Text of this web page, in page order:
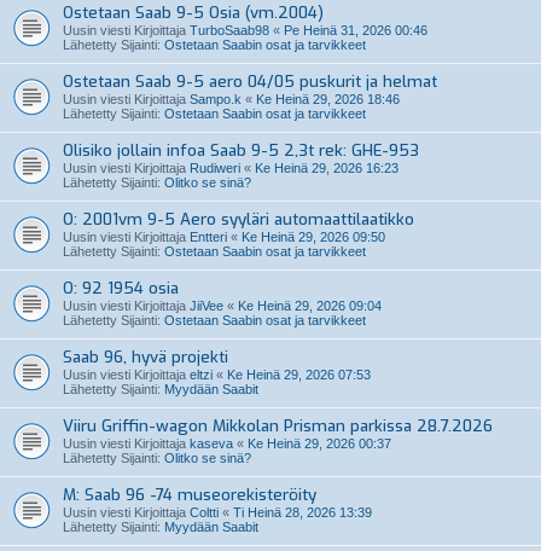
Ostetaan Saab 9-5 Osia (vm.2004)
Uusin viesti Kirjoittaja TurboSaab98 « Pe Heinä 31, 2026 00:46
Lähetetty Sijainti: Ostetaan Saabin osat ja tarvikkeet
Ostetaan Saab 9-5 aero 04/05 puskurit ja helmat
Uusin viesti Kirjoittaja Sampo.k « Ke Heinä 29, 2026 18:46
Lähetetty Sijainti: Ostetaan Saabin osat ja tarvikkeet
Olisiko jollain infoa Saab 9-5 2,3t rek: GHE-953
Uusin viesti Kirjoittaja Rudiweri « Ke Heinä 29, 2026 16:23
Lähetetty Sijainti: Olitko se sinä?
O: 2001vm 9-5 Aero syyläri automaattilaatikko
Uusin viesti Kirjoittaja Entteri « Ke Heinä 29, 2026 09:50
Lähetetty Sijainti: Ostetaan Saabin osat ja tarvikkeet
O: 92 1954 osia
Uusin viesti Kirjoittaja JiiVee « Ke Heinä 29, 2026 09:04
Lähetetty Sijainti: Ostetaan Saabin osat ja tarvikkeet
Saab 96, hyvä projekti
Uusin viesti Kirjoittaja eltzi « Ke Heinä 29, 2026 07:53
Lähetetty Sijainti: Myydään Saabit
Viiru Griffin-wagon Mikkolan Prisman parkissa 28.7.2026
Uusin viesti Kirjoittaja kaseva « Ke Heinä 29, 2026 00:37
Lähetetty Sijainti: Olitko se sinä?
M: Saab 96 -74 museorekisteröity
Uusin viesti Kirjoittaja Coltti « Ti Heinä 28, 2026 13:39
Lähetetty Sijainti: Myydään Saabit